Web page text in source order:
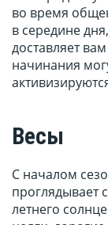
во время
в середине
доставляет
начинания
Весы
С началом
проглядывает
летнего